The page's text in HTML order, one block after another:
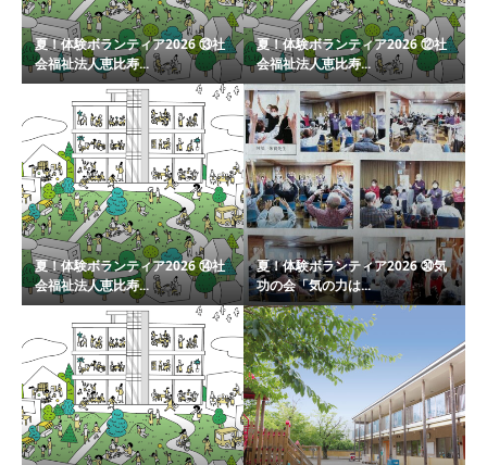
夏！体験ボランティア2026 ⑬社
会福祉法人恵比寿...
夏！体験ボランティア2026 ⑫社
会福祉法人恵比寿...
夏！体験ボランティア2026 ⑭社
会福祉法人恵比寿...
夏！体験ボランティア2026 ㉚気
功の会「気の力は...